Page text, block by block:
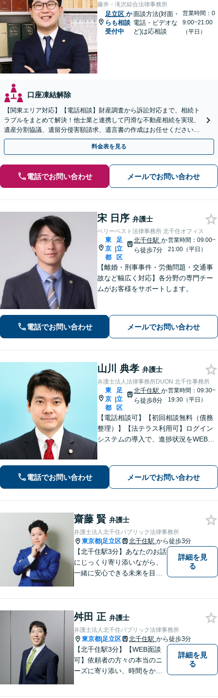
藤井・滝沢綜合法律事務所
足立区 か
らも相談
受付中
面談方法(対面・
電話・ビデオな
ど)は応相談
営業時間：0
9:00~21:00
（平日）
口座凍結解除
【関東エリア対応】【電話相談】財産調査から訴訟対応まで、相続ト
ラブルをまとめて解決！他士業と連携して円滑な不動産相続を実現、
遺産分割協議、遺留分侵害額請求、遺言書の作成はお任せください。
明確な料金体系【オンライン面談可能】
料金表を見る
電話でお問い合わせ メールでお問い合わせ
宋 日序 弁護士
ベリーベスト法律事務所 北千住オフィス
東
京
都
|
足
立
区
北千住駅 か
ら徒歩7分
営業時間：09:00~
21:00（平日）
【離婚・刑事事件・労働問題・交通事
故など幅広く対応】各分野の専門チー
ムがお客様をサポートします。
電話でお問い合わせ メールでお問い合わせ
山川 典孝 弁護士
弁護士法人法律事務所DUON 北千住事務所
東
京
都
|
足
立
区
北千住駅 か
ら徒歩8分
営業時間：09:30~
19:30（平日）
【電話相談可】【初回相談無料（債務
整理）】【法テラス利用可】ログイン
システムの導入で、進捗状況をWEB上
い事案に対応できます【夜間・休日面
談可】【完全個室】【新宿三丁目駅5
電話でお問い合わせ メールでお問い合わせ
齋藤 賢 弁護士
弁護士法人北千住パブリック法律事務所
東京都|足立区 北千住駅 から徒歩3分
【北千住駅3分】あなたのお話
にじっくり寄り添いながら、
一緒に安心できる未来を目指
を目指しています。まずはお
気軽にご相談ください【丁寧
なヒアリング】【完全個室で
相談】
詳細を見
る
舛田 正 弁護士
弁護士法人北千住パブリック法律事務所
東京都|足立区 北千住駅 から徒歩3分
【北千住駅3分】【WEB面談
可】依頼者の方々の本当のニ
ーズに寄り添い、時間をかけ
詳細を見
る